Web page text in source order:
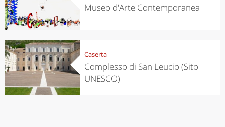
Museo d'Arte Contemporanea
Caserta
Complesso di San Leucio (Sito
UNESCO)